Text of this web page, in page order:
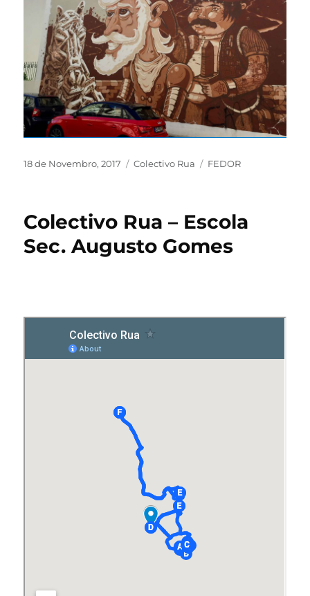
18 de Novembro, 2017 Colectivo Rua FEDOR
Colectivo Rua – Escola
Sec. Augusto Gomes